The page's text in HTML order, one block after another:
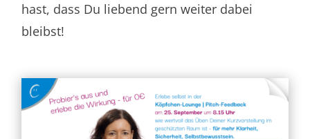
hast, dass Du liebend gern weiter dabei
bleibst!